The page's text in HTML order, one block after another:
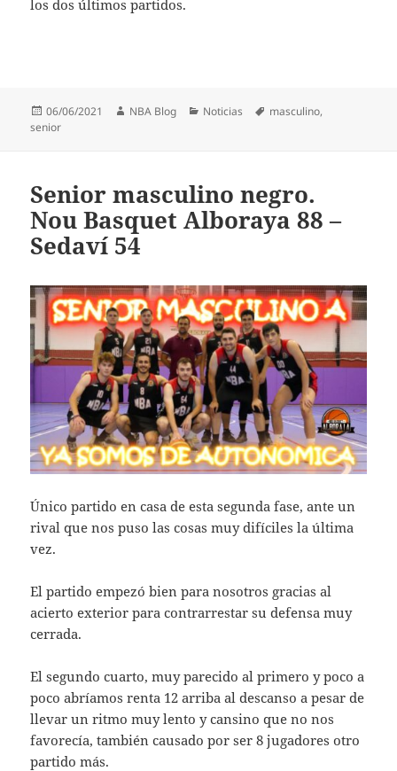
los dos últimos partidos.
Publicado
el
06/06/2021 Autor
NBA Blog Categorías
Noticias Etiquetas
masculino,
senior
Senior masculino negro.
Nou Basquet Alboraya 88 –
Sedaví 54
Único partido en casa de esta segunda fase, ante un
rival que nos puso las cosas muy difíciles la última
vez.
El partido empezó bien para nosotros gracias al
acierto exterior para contrarrestar su defensa muy
cerrada.
El segundo cuarto, muy parecido al primero y poco a
poco abríamos renta 12 arriba al descanso a pesar de
llevar un ritmo muy lento y cansino que no nos
favorecía, también causado por ser 8 jugadores otro
partido más.